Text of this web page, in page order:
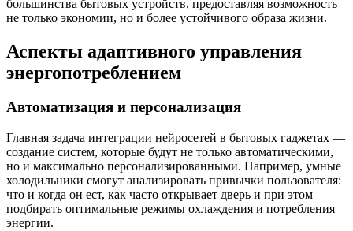
большинства бытовых устройств, предоставляя возможность
не только экономии, но и более устойчивого образа жизни.
Аспекты адаптивного управления
энергопотреблением
Автоматизация и персонализация
Главная задача интеграции нейросетей в бытовых гаджетах —
создание систем, которые будут не только автоматическими,
но и максимально персонализированными. Например, умные
холодильники смогут анализировать привычки пользователя:
что и когда он ест, как часто открывает дверь и при этом
подбирать оптимальные режимы охлаждения и потребления
энергии.